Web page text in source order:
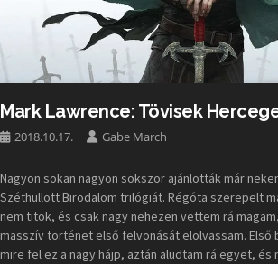
Mark Lawrence: Tövisek
2018.10.17. Gabe March
Nagyon sokan nagyon sokszor ajánlották már
Széthullott Birodalom trilógiát. Régóta szerepelt
nem titok, és csak nagy nehezen vettem rá
masszív történet első felvonását elolvassam.
mire fel ez a nagy hájp, aztán aludtam rá egyet,